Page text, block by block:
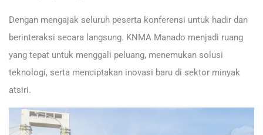
Dengan mengajak seluruh peserta konferensi untuk hadir dan
berinteraksi secara langsung. KNMA Manado menjadi ruang
yang tepat untuk menggali peluang, menemukan solusi
teknologi, serta menciptakan inovasi baru di sektor minyak
atsiri.